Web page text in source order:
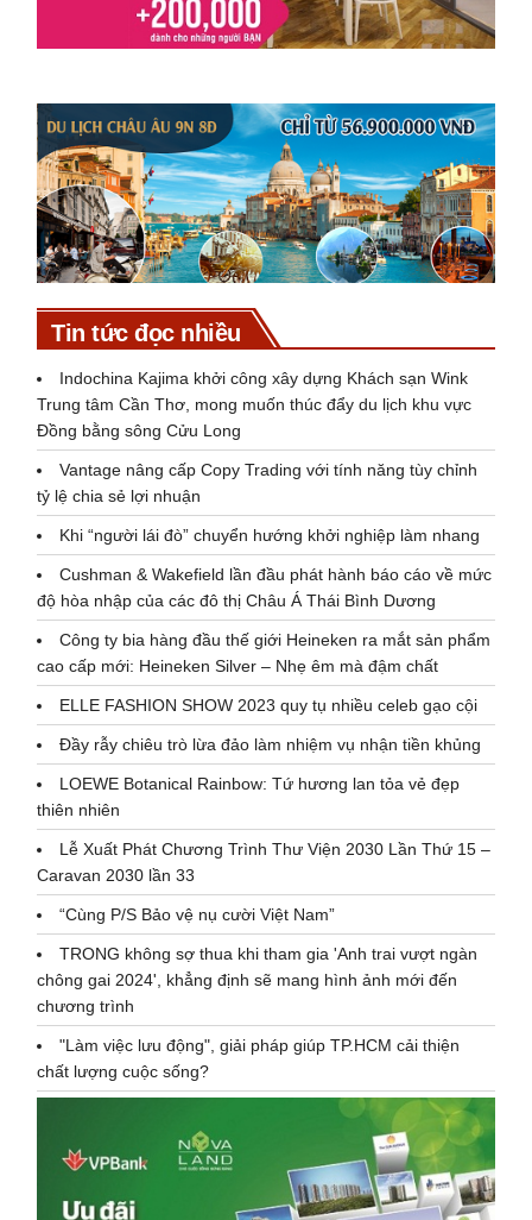
Tin tức đọc nhiều
Indochina Kajima khởi công xây dựng Khách sạn Wink
Trung tâm Cần Thơ, mong muốn thúc đẩy du lịch khu vực
Đồng bằng sông Cửu Long
Vantage nâng cấp Copy Trading với tính năng tùy chỉnh
tỷ lệ chia sẻ lợi nhuận
Khi “người lái đò” chuyển hướng khởi nghiệp làm nhang
Cushman & Wakefield lần đầu phát hành báo cáo về mức
độ hòa nhập của các đô thị Châu Á Thái Bình Dương
Công ty bia hàng đầu thế giới Heineken ra mắt sản phẩm
cao cấp mới: Heineken Silver – Nhẹ êm mà đậm chất
ELLE FASHION SHOW 2023 quy tụ nhiều celeb gạo cội
Đầy rẫy chiêu trò lừa đảo làm nhiệm vụ nhận tiền khủng
LOEWE Botanical Rainbow: Tứ hương lan tỏa vẻ đẹp
thiên nhiên
Lễ Xuất Phát Chương Trình Thư Viện 2030 Lần Thứ 15 –
Caravan 2030 lần 33
“Cùng P/S Bảo vệ nụ cười Việt Nam”
TRONG không sợ thua khi tham gia 'Anh trai vượt ngàn
chông gai 2024', khẳng định sẽ mang hình ảnh mới đến
chương trình
"Làm việc lưu động", giải pháp giúp TP.HCM cải thiện
chất lượng cuộc sống?